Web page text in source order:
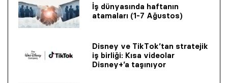
İş dünyasında haftanın
atamaları (1-7 Ağustos)
Disney ve TikTok’tan stratejik
iş birliği: Kısa videolar
Disney+’a taşınıyor